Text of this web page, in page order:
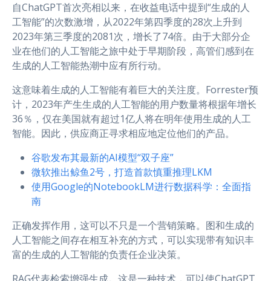
自ChatGPT首次亮相以来，在收益电话中提到“生成的人
工智能”的次数激增，从2022年第四季度的28次上升到
2023年第三季度的2081次，增长了74倍。由于大部分企
业在他们的人工智能之旅中处于早期阶段，高管们感到在
生成的人工智能热潮中应有所行动。
这意味着生成的人工智能有着巨大的关注度。Forrester预
计，2023年产生生成的人工智能的用户数量将根据年增长
36％，仅在美国就有超过1亿人将在明年使用生成的人工
智能。因此，供应商正寻求相应地定位他们的产品。
谷歌发布其最新的AI模型“双子座”
微软推出鲸鱼2号，打造首款慎重推理LKM
使用Google的NotebookLM进行数据科学：全面指
南
正确发挥作用，这可以不只是一个营销策略。图和生成的
人工智能之间存在相互补充的方式，可以实现带有知识丰
富的生成的人工智能的负责任企业决策。